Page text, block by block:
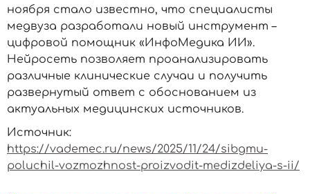
ноября стало известно, что специалисты
медвуза разработали новый инструмент –
цифровой помощник «ИнфоМедика ИИ».
Нейросеть позволяет проанализировать
различные клинические случаи и получить
развернутый ответ с обоснованием из
актуальных медицинских источников.
Источник:
https://vademec.ru/news/2025/11/24/sibgmu-
poluchil-vozmozhnost-proizvodit-medizdeliya-s-ii/